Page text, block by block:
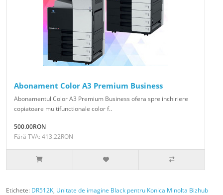
Abonament Color A3 Premium Business
Abonamentul Color A3 Premium Business ofera spre inchiriere
copiatoare multifunctionale color f..
500.00RON
Fără TVA: 413.22RON
Etichete: DR512K, Unitate de imagine Black pentru Konica Minolta Bizhub